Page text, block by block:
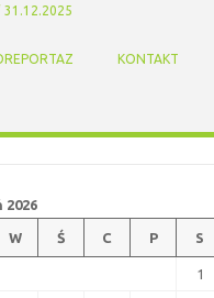
31.12.2025
KONTAKT
2026
W Ś C P S
1